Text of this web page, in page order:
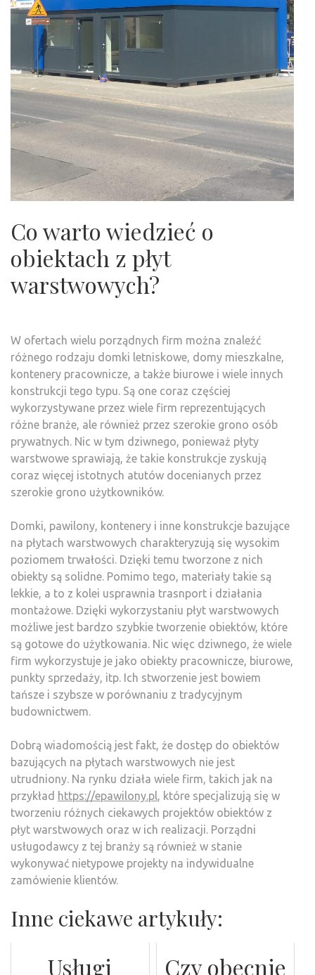
Co warto wiedzieć o
obiektach z płyt
warstwowych?
W ofertach wielu porządnych firm można znaleźć
różnego rodzaju domki letniskowe, domy mieszkalne,
kontenery pracownicze, a także biurowe i wiele innych
konstrukcji tego typu. Są one coraz częściej
wykorzystywane przez wiele firm reprezentujących
różne branże, ale również przez szerokie grono osób
prywatnych. Nic w tym dziwnego, ponieważ płyty
warstwowe sprawiają, że takie konstrukcje zyskują
coraz więcej istotnych atutów docenianych przez
szerokie grono użytkowników.
Domki, pawilony, kontenery i inne konstrukcje bazujące
na płytach warstwowych charakteryzują się wysokim
poziomem trwałości. Dzięki temu tworzone z nich
obiekty są solidne. Pomimo tego, materiały takie są
lekkie, a to z kolei usprawnia trasnport i działania
montażowe. Dzięki wykorzystaniu płyt warstwowych
możliwe jest bardzo szybkie tworzenie obiektów, które
są gotowe do użytkowania. Nic więc dziwnego, że wiele
firm wykorzystuje je jako obiekty pracownicze, biurowe,
punkty sprzedaży, itp. Ich stworzenie jest bowiem
tańsze i szybsze w porównaniu z tradycyjnym
budownictwem.
Dobrą wiadomością jest fakt, że dostęp do obiektów
bazujących na płytach warstwowych nie jest
utrudniony. Na rynku działa wiele firm, takich jak na
przykład https://epawilony.pl, które specjalizują się w
tworzeniu różnych ciekawych projektów obiektów z
płyt warstwowych oraz w ich realizacji. Porządni
usługodawcy z tej branży są również w stanie
wykonywać nietypowe projekty na indywidualne
zamówienie klientów.
Inne ciekawe artykuły:
Usługi Czy obecnie